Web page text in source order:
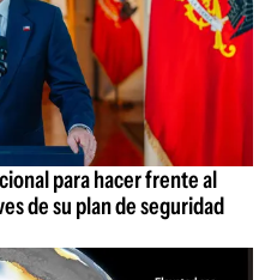
para hacer frente al
de su plan de seguridad